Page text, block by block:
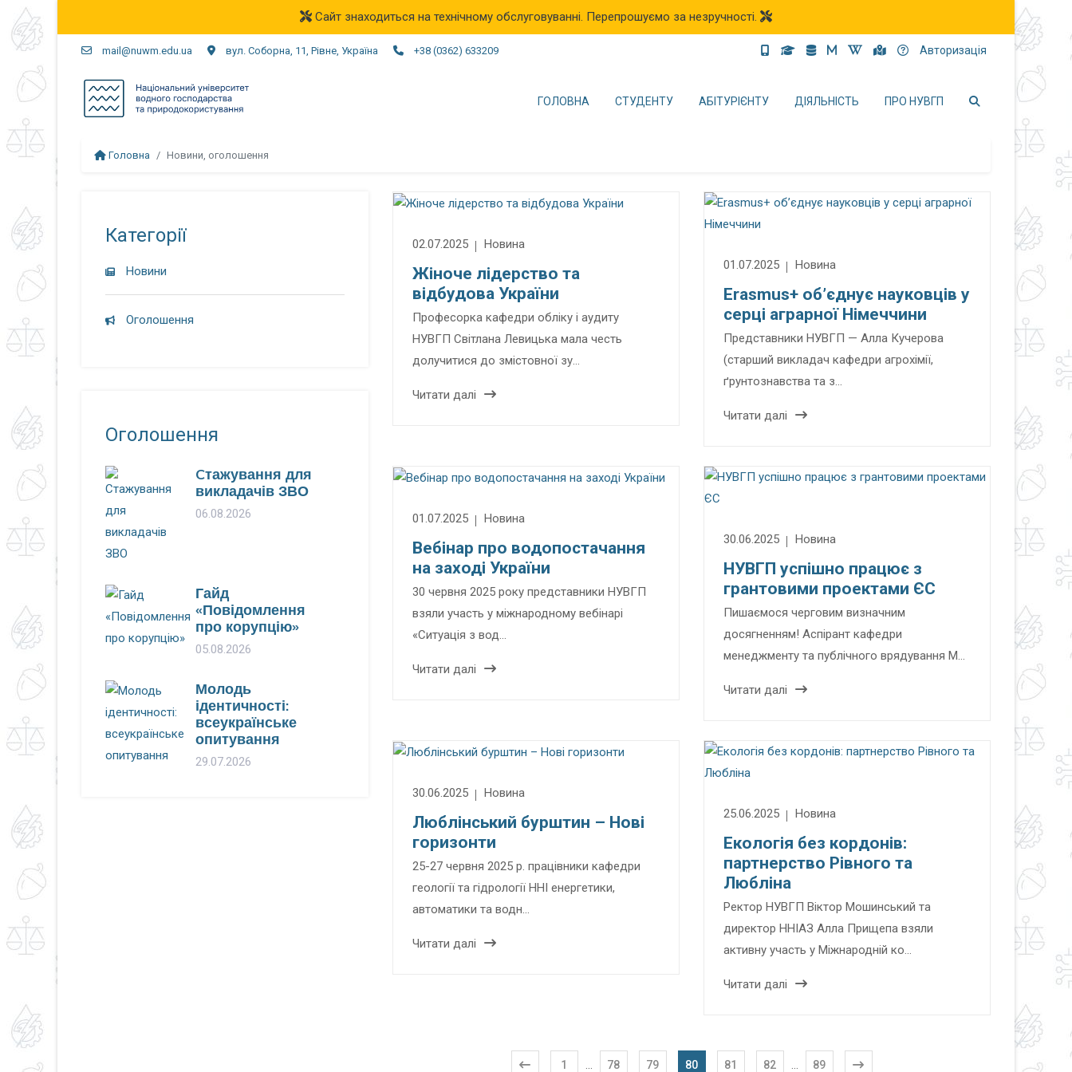
Сайт знаходиться на технічному обслуговуванні. Перепрошуємо за незручності.
mail@nuwm.edu.ua вул. Соборна, 11, Рівне, Україна +38 (0362) 633209 Авторизація
ГОЛОВНА СТУДЕНТУ АБІТУРІЄНТУ ДІЯЛЬНІСТЬ ПРО НУВГП
Головна Новини, оголошення
Категорії
Новини
Оголошення
Оголошення
Cтажування для
викладачів ЗВО
06.08.2026
Гайд
«Повідомлення
про корупцію»
05.08.2026
Молодь
ідентичності:
всеукраїнське
опитування
29.07.2026
02.07.2025 Новина
Жіноче лідерство та
відбудова України
Професорка кафедри обліку і аудиту
НУВГП Світлана Левицька мала честь
долучитися до змістовної зу…
Читати далі
01.07.2025 Новина
Erasmus+ об’єднує науковців у
серці аграрної Німеччини
Представники НУВГП — Алла Кучерова
(старший викладач кафедри агрохімії,
ґрунтознавства та з…
Читати далі
01.07.2025 Новина
Вебінар про водопостачання
на заході України
30 червня 2025 року представники НУВГП
взяли участь у міжнародному вебінарі
«Ситуація з вод…
Читати далі
30.06.2025 Новина
НУВГП успішно працює з
грантовими проектами ЄС
Пишаємося черговим визначним
досягненням! Аспірант кафедри
менеджменту та публічного врядування М…
Читати далі
30.06.2025 Новина
Люблінський бурштин – Нові
горизонти
25-27 червня 2025 р. працівники кафедри
геології та гідрології ННІ енергетики,
автоматики та водн…
Читати далі
25.06.2025 Новина
Екологія без кордонів:
партнерство Рівного та
Любліна
Ректор НУВГП Віктор Мошинський та
директор ННІАЗ Алла Прищепа взяли
активну участь у Міжнародній ко…
Читати далі
1 ... 78 79 80 81 82 ... 89